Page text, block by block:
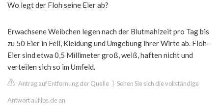
Wo legt der Floh seine Eier ab?
Erwachsene Weibchen legen nach der Blutmahlzeit pro Tag bis
zu 50 Eier in Fell, Kleidung und Umgebung ihrer Wirte ab. Floh-
Eier sind etwa 0,5 Millimeter groß, weiß, haften nicht und
verteilen sich so im Umfeld.
Antrag auf Entfernung der Quelle Sehen Sie sich die vollständige
Antwort auf lbs.de an